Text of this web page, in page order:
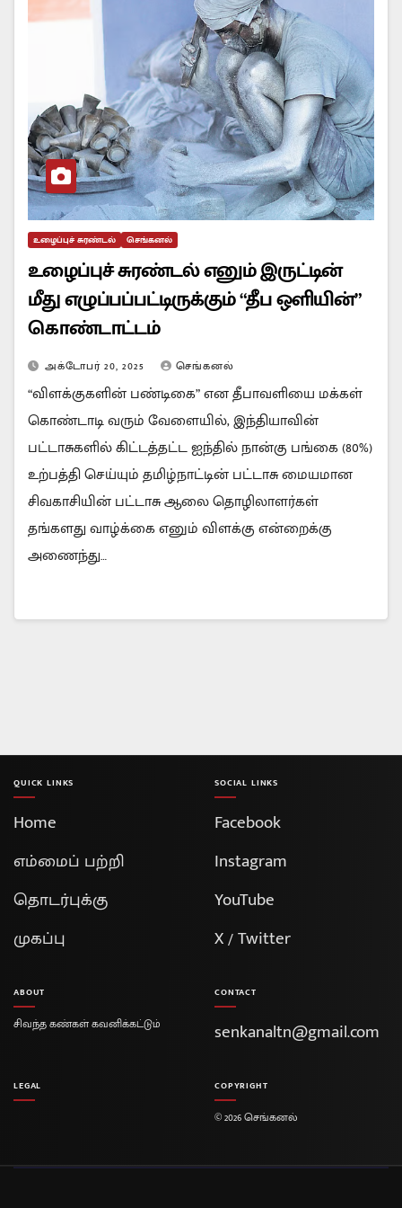
உழைப்புச் சுரண்டல் செங்கனல்
உழைப்புச் சுரண்டல் எனும் இருட்டின்
மீது எழுப்பப்பட்டிருக்கும் “தீப ஒளியின்”
கொண்டாட்டம்
அக்டோபர் 20, 2025 செங்கனல்
“விளக்குகளின் பண்டிகை” என தீபாவளியை மக்கள்
கொண்டாடி வரும் வேளையில், இந்தியாவின்
பட்டாசுகளில் கிட்டத்தட்ட ஐந்தில் நான்கு பங்கை (80%)
உற்பத்தி செய்யும் தமிழ்நாட்டின் பட்டாசு மையமான
சிவகாசியின் பட்டாசு ஆலை தொழிலாளர்கள்
தங்களது வாழ்க்கை எனும் விளக்கு என்றைக்கு
அணைந்து…
QUICK LINKS
Home
எம்மைப் பற்றி
தொடர்புக்கு
முகப்பு
SOCIAL LINKS
Facebook
Instagram
YouTube
X / Twitter
ABOUT
சிவந்த கண்கள் கவனிக்கட்டும்
CONTACT
senkanaltn@gmail.com
LEGAL COPYRIGHT
© 2026 செங்கனல்